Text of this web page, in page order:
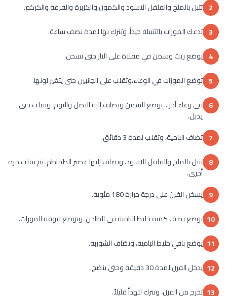
2 تتبل بالملح والفلفل الاسود والكمون والكزبرة والقرفة والكركم.
3 تدعك الموزات بالتتبيلة جيداً، وتترك بها لمدة نصف ساعة.
4 يوضع زيت وسمن في مقلاة على النار حتى تسخن.
5 توضع الموزات في الوعاء،وتقلب على الجانبين حتى يتغير لونها.
6 في وعاء آخر .. يوضع السمن ويضاف إليه البصل والثوم، ويقلب حتى
يذبل.
7 تضاف البامية، وتقلب لمدة 3 دقائق.
8 تتبل بالملح والفلفل الاسود، ويضاف إليها عصير الطماطم، ثم تقلب مرة
أخرى.
9 يسخن الفرن على درجة حرارة 180 مئوية.
10 يوضع نصف كمية خليط البامية في الطاجن، ويوضع فوقه الموزات.
11 يوضع باقي خليط البامية، وتضاف الشوربة.
12 يدخل الفرن لمدة 30 دقيقة وحتى ينضج.
13 تخرج من الفرن، وتترك لتهدأ قليلاً.